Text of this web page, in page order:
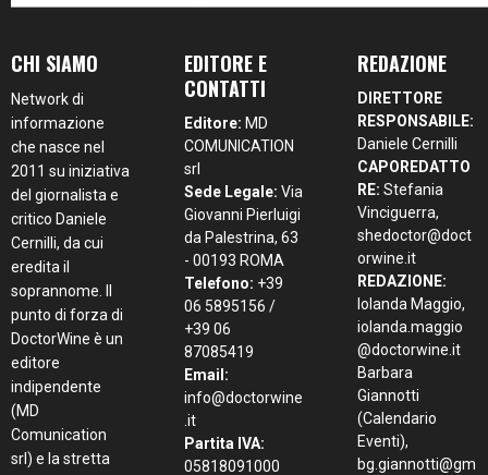
CHI SIAMO
Network di
informazione
che nasce nel
2011 su iniziativa
del giornalista e
critico Daniele
Cernilli, da cui
eredita il
soprannome. Il
punto di forza di
DoctorWine è un
editore
indipendente
(MD
Comunication
srl) e la stretta
EDITORE E
CONTATTI
Editore: MD
COMUNICATION
srl
Sede Legale: Via
Giovanni Pierluigi
da Palestrina, 63
- 00193 ROMA
Telefono: +39
06 5895156 /
+39 06
87085419
Email:
info@doctorwine
.it
Partita IVA:
05818091000
REDAZIONE
DIRETTORE
RESPONSABILE:
Daniele Cernilli
CAPOREDATTO
RE: Stefania
Vinciguerra,
shedoctor@doct
orwine.it
REDAZIONE:
Iolanda Maggio,
iolanda.maggio
@doctorwine.it
Barbara
Giannotti
(Calendario
Eventi),
bg.giannotti@gm